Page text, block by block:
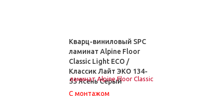
Кварц-виниловый SPC
ламинат Alpine Floor
Classic Light ЕСО /
Классик Лайт ЭКО 134-
55 Ясень Серый
C монтажом